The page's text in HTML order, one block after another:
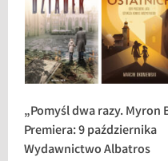
„Pomyśl dwa razy. Myron
Premiera: 9 października
Wydawnictwo Albatros